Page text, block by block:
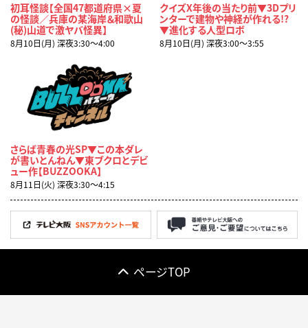
初耳怪談【全国47都道府県×夏
の怪談／兵庫の某海岸＆和歌山
(秘)山道で激ヤバ怪異】
8月10日(月) 深夜3:30〜4:00
クイズX年後の当たり前▼3Dプリ
ンターで建物や神経が作れる!?
▼進化する人型ロボ
8月10日(月) 深夜3:00〜3:55
さらば青春の光SP▼この本ダレ
が書いとんねん▼東ブクロとデビ
ュー作【BUZZOOKA】
8月11日(火) 深夜3:30〜4:15
ページTOP